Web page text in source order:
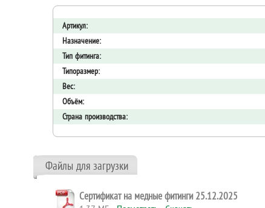
Артикул:
Назначение:
Тип фитинга:
Типоразмер:
Вес:
Объём:
Страна производства:
Файлы для загрузки
Сертификат на медные фитинги 25.12.2025